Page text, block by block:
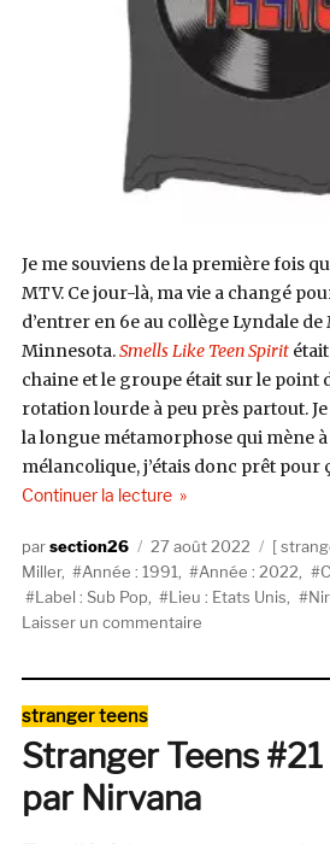
Je me souviens de la première fois
MTV. Ce jour-là, ma vie a changé
d’entrer en 6e au collège Lyndale
Minnesota.Smells Like Teen Spirit
chaine et le groupe était sur le point
rotation lourde à peu près partout.
la longue métamorphose qui mène
mélancolique, j’étais donc prêt pour
Continuer la lecturede « Stranger
Auteursection26
Publié
le
27 août 2022
Miller, Année : 1991 Année : 2022
Label : Sub Pop
Lieu : Etats Unis
Laisser un commentairesur
Guest
:
Adam
Catégories
stranger teens
Stranger Teens #21
par Nirvana